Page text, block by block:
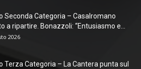
Seconda Categoria – Casalromano
a ripartire. Bonazzoli: “Entusiasmo e...
2026
Terza Categoria – La Cantera punta sul